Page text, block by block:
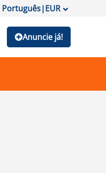
Português|EUR
Anuncie já!